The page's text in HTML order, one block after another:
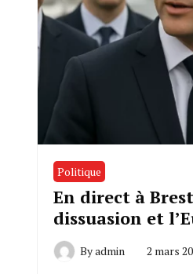
Politique
En direct à
dissuasion et
Byadmin 2 mars